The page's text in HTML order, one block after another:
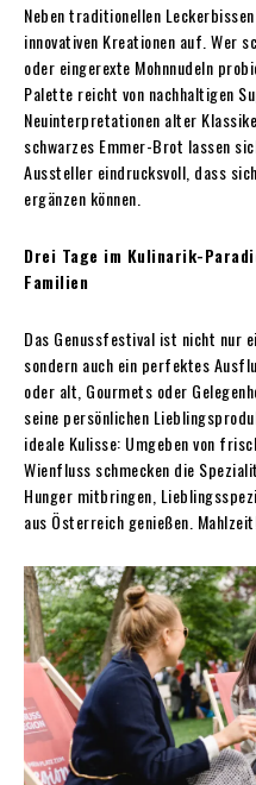
Neben traditionellen
innovativen Kreationen auf. Wer
oder eingerexte Mohnnudeln
Palette reicht von nachhaltigen
Neuinterpretationen alter
schwarzes Emmer-Brot lassen
Aussteller eindrucksvoll, dass
ergänzen können.
Drei Tage im Kulinarik-
Familien
Das Genussfestival ist nicht nur
sondern auch ein perfektes
oder alt, Gourmets oder
seine persönlichen
ideale Kulisse: Umgeben von
Wienfluss schmecken die
Hunger mitbringen,
aus Österreich genießen.